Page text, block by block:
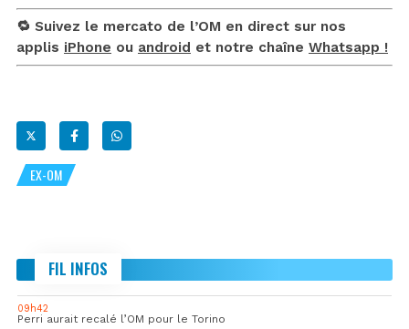
🔁 Suivez le mercato de l’OM en direct sur nos
applis iPhone ou android et notre chaîne Whatsapp !
EX-OM
FIL INFOS
09h42
Perri aurait recalé l’OM pour le Torino